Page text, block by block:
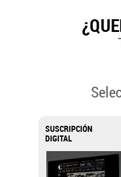
SUSCRIPCIÓN
DIGITAL